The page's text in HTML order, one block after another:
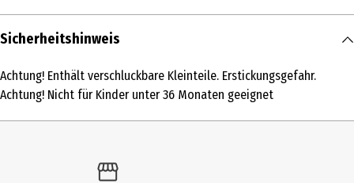
Inhalt
Produkttyp
Sicherheitshinweis
Achtung! Enthält verschluckbare Kleinteile. Erstickungsgefahr.
Achtung! Nicht für Kinder unter 36 Monaten geeignet